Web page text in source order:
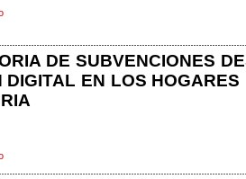
DE SUBVENCIONES
DIGITAL EN LOS